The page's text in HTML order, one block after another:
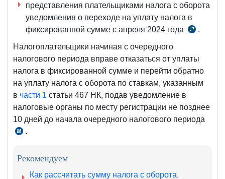
представления плательщиками налога с оборота
уведомления о переходе на уплату налога в
фиксированной сумме с апреля 2024 года
ч.
ст.
470-
1
.
Налогоплательщики начиная с очередного
налогового периода вправе отказаться от уплаты
налога в фиксированной сумме и перейти обратно
на уплату налога с оборота по ставкам, указанным
в части 1 статьи 467 НК, подав уведомление в
налоговые органы по месту регистрации не позднее
10 дней до начала очередного налогового периода
ч.
ст.
.
Рекомендуем
Как рассчитать сумму налога с оборота.